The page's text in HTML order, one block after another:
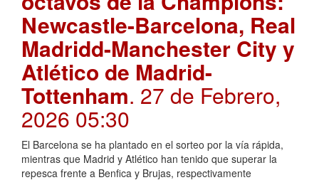
Newcastle-Barcelona, Real
Madridd-Manchester City y
Atlético de Madrid-
Tottenham. 27 de Febrero,
2026 05:30
El Barcelona se ha plantado en el sorteo por la vía rápida,
mientras que Madrid y Atlético han tenido que superar la
repesca frente a Benfica y Brujas, respectivamente